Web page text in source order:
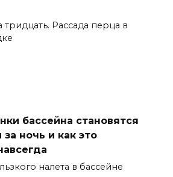
Рассада перца в
бассейна становятся
ночь и как это
налета в бассейне